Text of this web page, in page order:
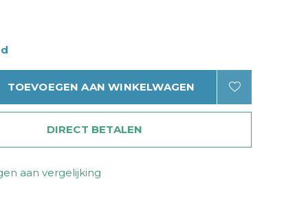
TOEVOEGEN AAN WINKELWAGEN
DIRECT BETALEN
aan vergelijking